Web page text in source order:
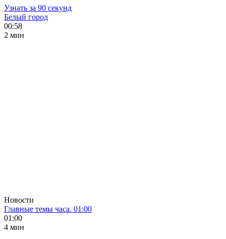
Узнать за 90 секунд
Белый город
00:58
2 мин
Новости
Главные темы часа. 01:00
01:00
4 мин